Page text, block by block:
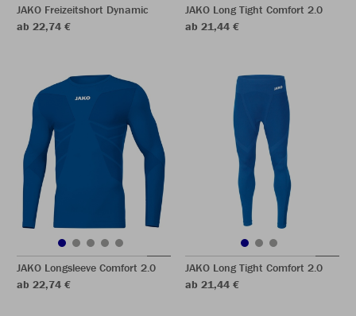
JAKO Freizeitshort Dynamic
ab 22,74 €
JAKO Long Tight Comfort 2.0
ab 21,44 €
JAKO Longsleeve Comfort 2.0
ab 22,74 €
JAKO Long Tight Comfort 2.0
ab 21,44 €